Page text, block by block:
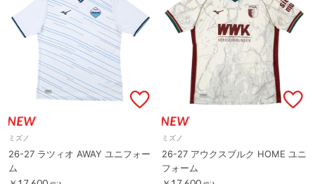
ミズノ
26-27 ラツィオ AWAY ユニフォー
ム
ミズノ
26-27 アウクスブルク HOME ユニ
フォーム